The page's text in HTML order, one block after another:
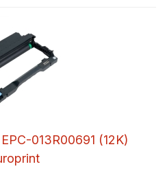
013R00691 (12K)